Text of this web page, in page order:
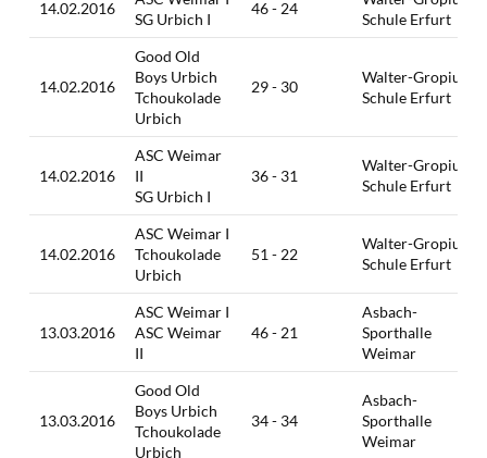
14.02.2016
SG Urbich I
46 - 24
Schule Erfurt
14.02.2016
Good Old
Boys Urbich
Tchoukolade
Urbich
29 - 30
Walter-Gropius-
Schule Erfurt
14.02.2016
ASC Weimar
II
SG Urbich I
36 - 31
Walter-Gropius-
Schule Erfurt
14.02.2016
ASC Weimar I
Tchoukolade
Urbich
51 - 22
Walter-Gropius-
Schule Erfurt
13.03.2016
ASC Weimar I
ASC Weimar
II
46 - 21
Asbach-
Sporthalle
Weimar
13.03.2016
Good Old
Boys Urbich
Tchoukolade
Urbich
34 - 34
Asbach-
Sporthalle
Weimar